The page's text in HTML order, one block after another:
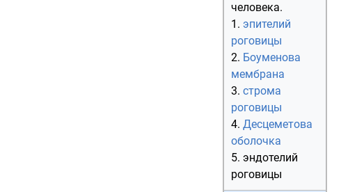
человека.
1. эпителий
роговицы
2. Боуменова
мембрана
3. строма
роговицы
4. Десцеметова
оболочка
5. эндотелий
роговицы